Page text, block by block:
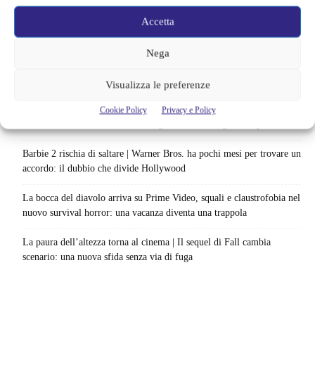
Accetta
Nega
Visualizza le preferenze
Cookie Policy Privacy e Policy
Ready Player Two torna a dare segnali di vita | Zak Penn conferma il
lavoro sul sequel: cosa manca per far partire il film
documentari in arrivo: i titoli da non perdere
Spider-Man: Brand New Day riapre una vecchia ferita | Il finale
Barbie 2 rischia di saltare | Warner Bros. ha pochi mesi per trovare un
accordo: il dubbio che divide Hollywood
La bocca del diavolo arriva su Prime Video, squali e claustrofobia nel
nuovo survival horror: una vacanza diventa una trappola
La paura dell’altezza torna al cinema | Il sequel di Fall cambia
scenario: una nuova sfida senza via di fuga